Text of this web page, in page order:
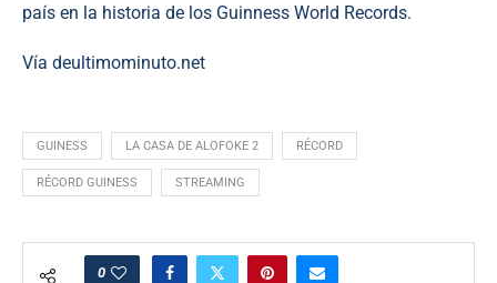
país en la historia de los Guinness World Records.
Vía deultimominuto.net
GUINESS LA CASA DE ALOFOKE 2 RÉCORD
RÉCORD GUINESS STREAMING
0